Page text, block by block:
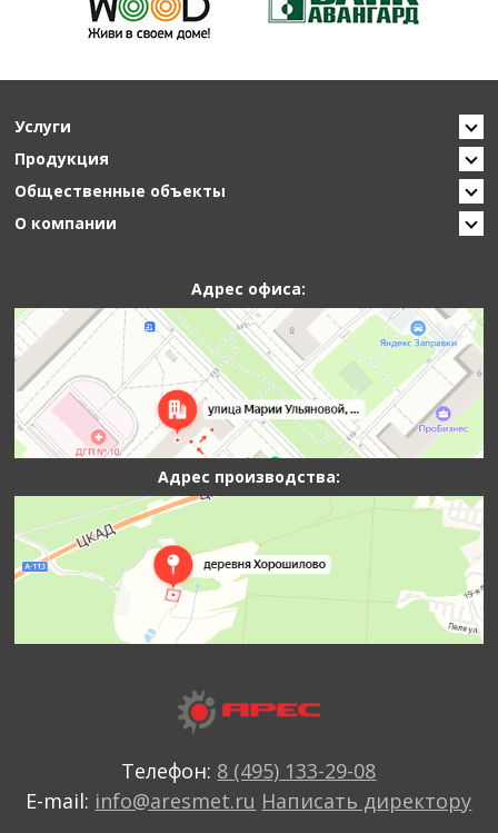
Услуги
Продукция
Общественные объекты
О компании
Адрес офиса:
Адрес производства:
Телефон: 8 (495) 133-29-08
E-mail: info@aresmet.ru Написать директору